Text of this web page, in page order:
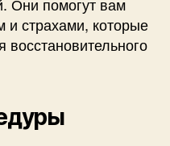
и страхами, которые
восстановительного